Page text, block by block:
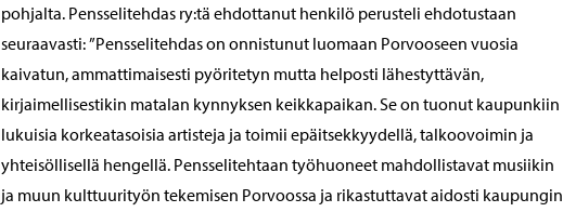
pohjalta. Pensselitehdas ry:tä ehdottanut henkilö perusteli ehdotustaan
seuraavasti: ”Pensselitehdas on onnistunut luomaan Porvooseen vuosia
kaivatun, ammattimaisesti pyöritetyn mutta helposti lähestyttävän,
kirjaimellisestikin matalan kynnyksen keikkapaikan. Se on tuonut kaupunkiin
lukuisia korkeatasoisia artisteja ja toimii epäitsekkyydellä, talkoovoimin ja
yhteisöllisellä hengellä. Pensselitehtaan työhuoneet mahdollistavat musiikin
ja muun kulttuurityön tekemisen Porvoossa ja rikastuttavat aidosti kaupungin